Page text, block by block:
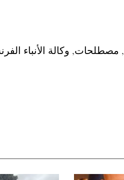
, مصطلحات, وكالة الأنباء